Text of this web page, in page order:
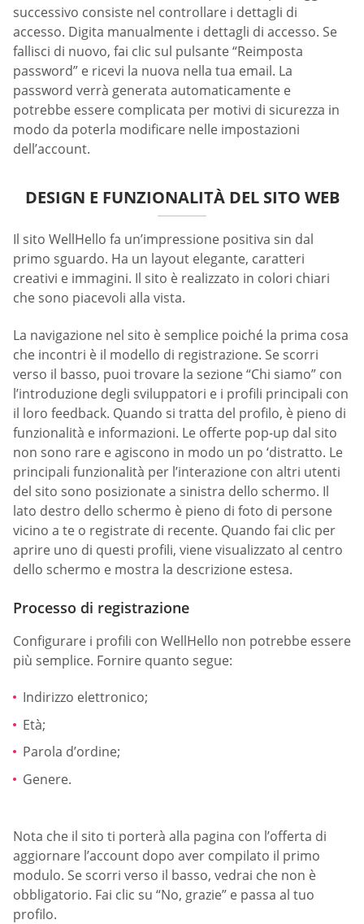
successivo consiste nel controllare i dettagli di
accesso. Digita manualmente i dettagli di accesso. Se
fallisci di nuovo, fai clic sul pulsante “Reimposta
password” e ricevi la nuova nella tua email. La
password verrà generata automaticamente e
potrebbe essere complicata per motivi di sicurezza in
modo da poterla modificare nelle impostazioni
dell’account.
DESIGN E FUNZIONALITÀ DEL SITO WEB
Il sito WellHello fa un’impressione positiva sin dal
primo sguardo. Ha un layout elegante, caratteri
creativi e immagini. Il sito è realizzato in colori chiari
che sono piacevoli alla vista.
La navigazione nel sito è semplice poiché la prima cosa
che incontri è il modello di registrazione. Se scorri
verso il basso, puoi trovare la sezione “Chi siamo” con
l’introduzione degli sviluppatori e i profili principali con
il loro feedback. Quando si tratta del profilo, è pieno di
funzionalità e informazioni. Le offerte pop-up dal sito
non sono rare e agiscono in modo un po ‘distratto. Le
principali funzionalità per l’interazione con altri utenti
del sito sono posizionate a sinistra dello schermo. Il
lato destro dello schermo è pieno di foto di persone
vicino a te o registrate di recente. Quando fai clic per
aprire uno di questi profili, viene visualizzato al centro
dello schermo e mostra la descrizione estesa.
Processo di registrazione
Configurare i profili con WellHello non potrebbe essere
più semplice. Fornire quanto segue:
Indirizzo elettronico;
Età;
Parola d’ordine;
Genere.
Nota che il sito ti porterà alla pagina con l’offerta di
aggiornare l’account dopo aver compilato il primo
modulo. Se scorri verso il basso, vedrai che non è
obbligatorio. Fai clic su “No, grazie” e passa al tuo
profilo.